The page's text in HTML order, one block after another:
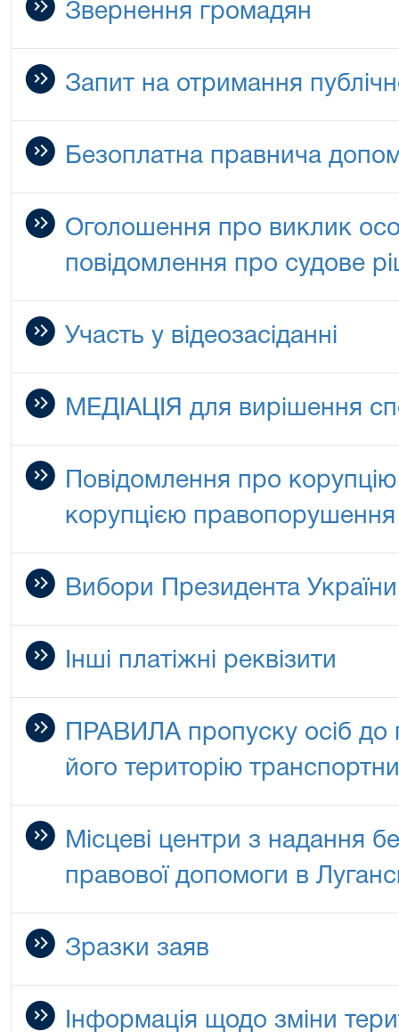
Звернення громадян
Запит на отримання
Безоплатна правнича
Оголошення про виклик
повідомлення про судове
Участь у відеозасіданні
МЕДІАЦІЯ для вирішення
Повідомлення про
корупцією правопорушення
Вибори Президента
Інші платіжні реквізити
ПРАВИЛА пропуску осіб до
його територію
Місцеві центри з надання
правової допомоги в
Зразки заяв
Інформація щодо зміни